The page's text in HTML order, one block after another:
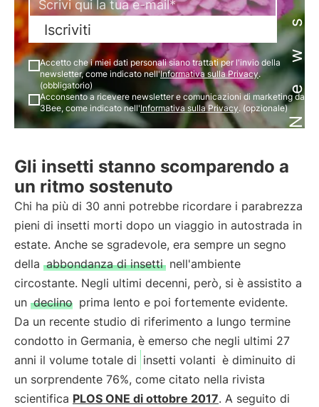
Iscriviti
Accetto che i miei dati personali siano trattati per l'invio della
newsletter, come indicato nell'Informativa sulla Privacy.
(obbligatorio)
Acconsento a ricevere newsletter e comunicazioni di marketing da
3Bee, come indicato nell'Informativa sulla Privacy. (opzionale)
Gli insetti stanno scomparendo a
un ritmo sostenuto
Chi ha più di 30 anni potrebbe ricordare i parabrezza
pieni di insetti morti dopo un viaggio in autostrada in
estate. Anche se sgradevole, era sempre un segno
della abbondanza di insetti nell'ambiente
circostante. Negli ultimi decenni, però, si è assistito a
un declino prima lento e poi fortemente evidente.
Da un recente studio di riferimento a lungo termine
condotto in Germania, è emerso che negli ultimi 27
anni il volume totale di insetti volanti è diminuito di
un sorprendente 76%, come citato nella rivista
scientifica PLOS ONE di ottobre 2017. A seguito di